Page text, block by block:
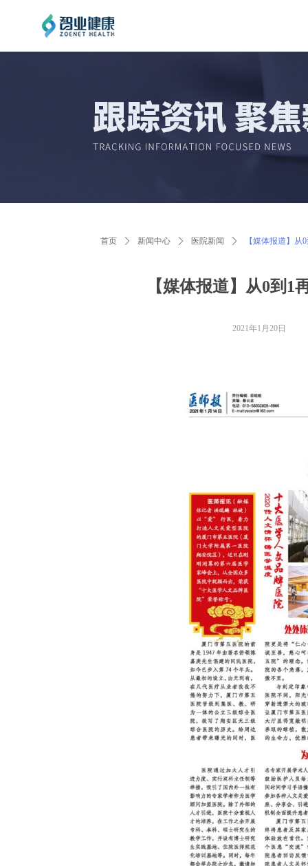
【媒体报道】从0到
2021年1月20日
首页 ꄲ 新闻中心 ꄲ 医院新闻 ꄲ 【媒体报道】